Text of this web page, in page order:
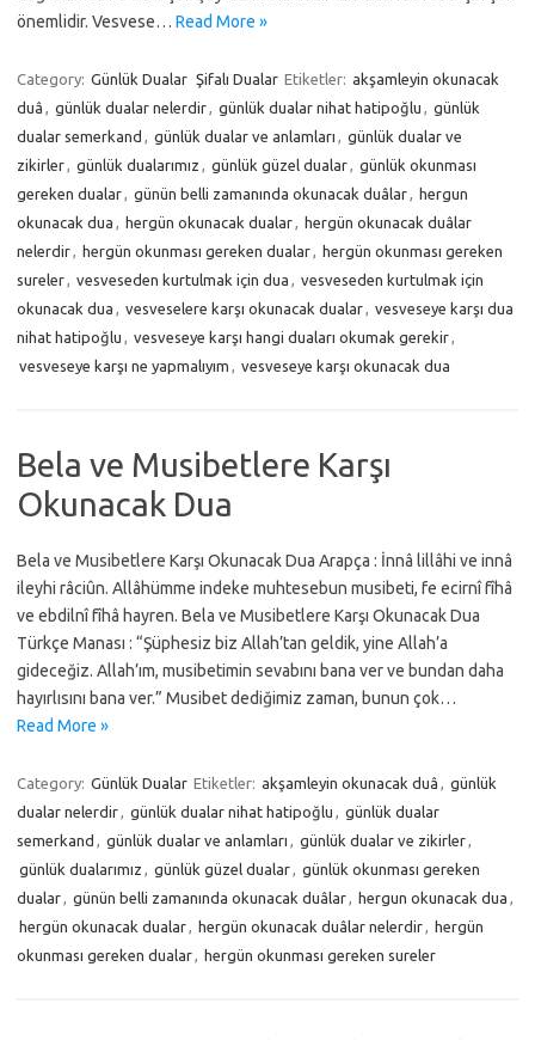
önemlidir. Vesvese… Read More »
Category: Günlük Dualar Şifalı Dualar Etiketler: akşamleyin okunacak
duâ , günlük dualar nelerdir, günlük dualar nihat hatipoğlu , günlük
dualar semerkand , günlük dualar ve anlamları , günlük dualar ve
zikirler, günlük dualarımız , günlük güzel dualar, günlük okunması
gereken dualar, günün belli zamanında okunacak duâlar, hergun
okunacak dua , hergün okunacak dualar, hergün okunacak duâlar
nelerdir, hergün okunması gereken dualar, hergün okunması gereken
sureler, vesveseden kurtulmak için dua , vesveseden kurtulmak için
okunacak dua , vesveselere karşı okunacak dualar, vesveseye karşı dua
nihat hatipoğlu , vesveseye karşı hangi duaları okumak gerekir,
vesveseye karşı ne yapmalıyım , vesveseye karşı okunacak dua
Bela ve Musibetlere Karşı
Okunacak Dua
Bela ve Musibetlere Karşı Okunacak Dua Arapça : İnnâ lillâhi ve innâ
ileyhi râciûn. Allâhümme indeke muhtesebun musibeti, fe ecirnî fîhâ
ve ebdilnî fîhâ hayren. Bela ve Musibetlere Karşı Okunacak Dua
Türkçe Manası : “Şüphesiz biz Allah’tan geldik, yine Allah’a
gideceğiz. Allah’ım, musibetimin sevabını bana ver ve bundan daha
hayırlısını bana ver.” Musibet dediğimiz zaman, bunun çok…
Read More »
Category: Günlük Dualar Etiketler: akşamleyin okunacak duâ , günlük
dualar nelerdir, günlük dualar nihat hatipoğlu , günlük dualar
semerkand , günlük dualar ve anlamları , günlük dualar ve zikirler,
günlük dualarımız , günlük güzel dualar, günlük okunması gereken
dualar, günün belli zamanında okunacak duâlar, hergun okunacak dua ,
hergün okunacak dualar, hergün okunacak duâlar nelerdir, hergün
okunması gereken dualar, hergün okunması gereken sureler